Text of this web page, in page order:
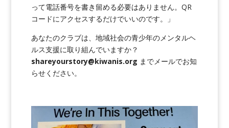
って電話番号を書き留める必要はありません。QR
コードにアクセスするだけでいいのです。」
あなたのクラブは、地域社会の青少年のメンタルヘ
ルス支援に取り組んでいますか？
shareyourstory@kiwanis.org までメールでお知
らせください。